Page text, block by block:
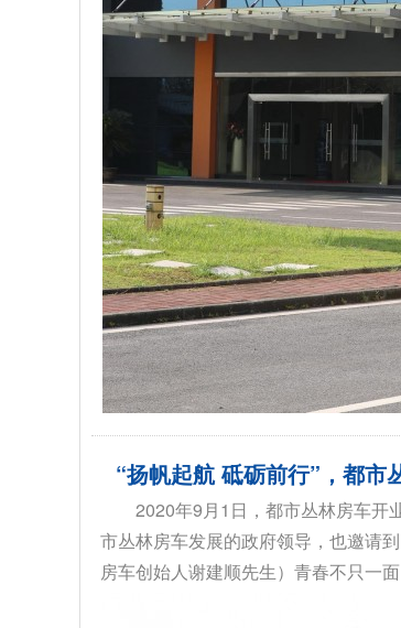
“扬帆起航 砥砺前行”，都市
2020年9月1日，都市丛林房车开
市丛林房车发展的政府领导，也邀请
房车创始人谢建顺先生）青春不只一